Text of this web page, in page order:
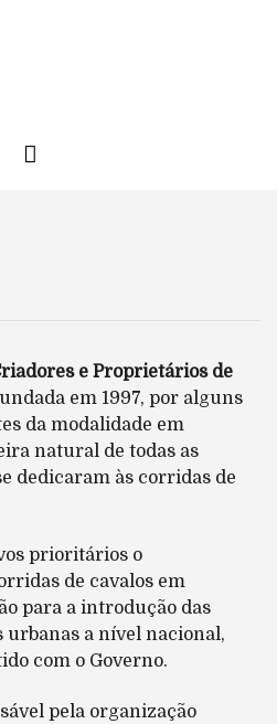
e Proprietários de
em 1997, por alguns
da modalidade em
natural de todas as
dedicaram às corridas de
prioritários o
de cavalos em
para a introdução das
urbanas a nível nacional,
com o Governo.
pela organização